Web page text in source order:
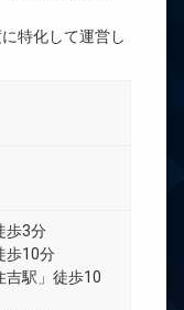
特化して運営し
歩3分
歩10分
吉駅」徒歩10